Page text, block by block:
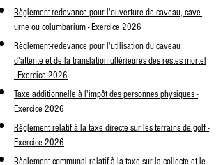
Règlement-redevance pour l'ouverture de caveau, cave-
urne ou columbarium - Exercice 2026
Règlement-redevance pour l'utilisation du caveau
d'attente et de la translation ultérieures des restes mortel
- Exercice 2026
Taxe additionnelle à l'impôt des personnes physiques -
Exercice 2026
Règlement relatif à la taxe directe sur les terrains de golf -
Exercice 2026
Règlement communal relatif à la taxe sur la collecte et le